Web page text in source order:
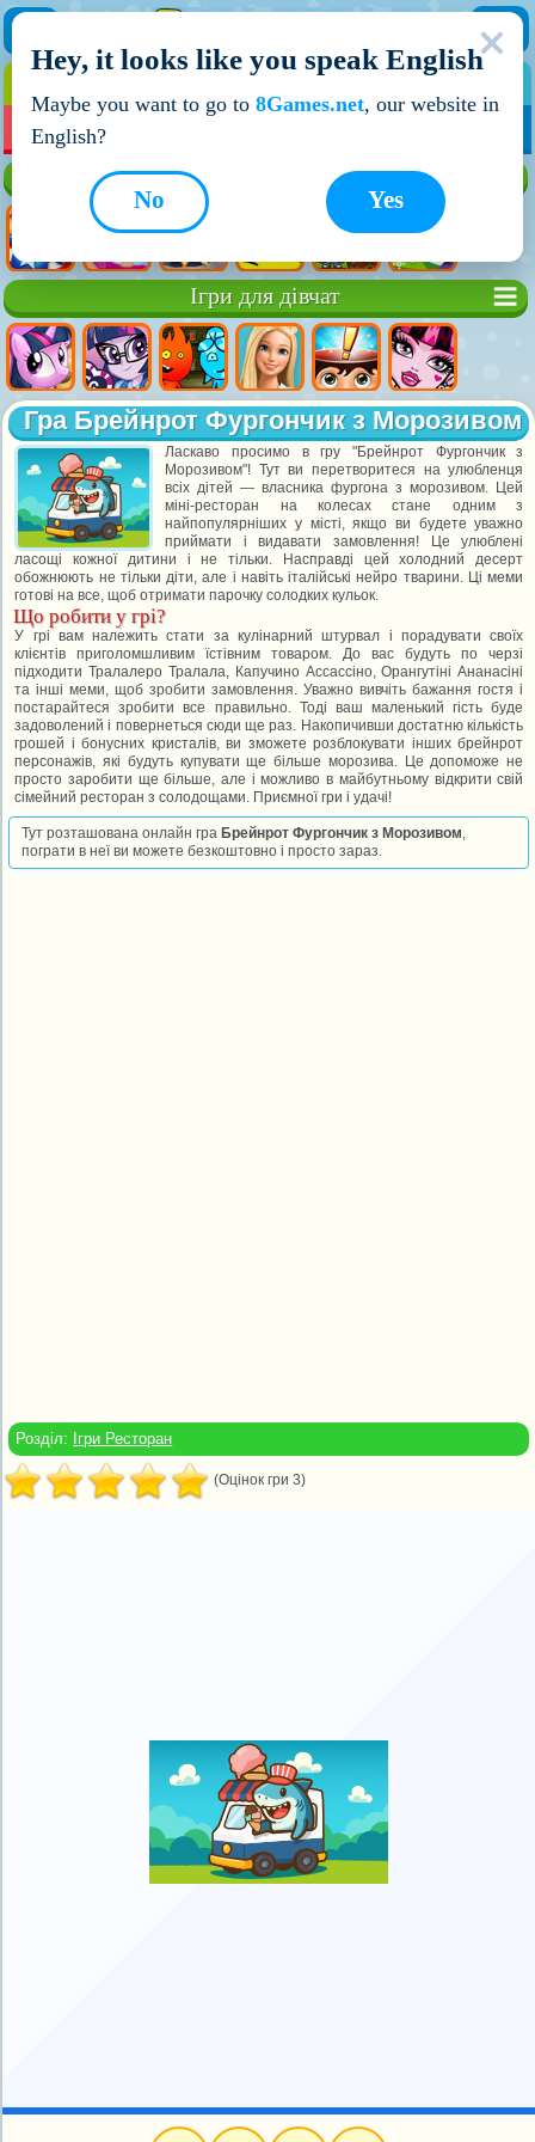
НОВІ ІГРИ
Ігри для дівчат
Гра Брейнрот Фургончик з Морозивом
Ласкаво просимо в гру "Брейнрот Фургончик з
Морозивом"! Тут ви перетворитеся на улюбленця
всіх дітей — власника фургона з морозивом. Цей
міні-ресторан на колесах стане одним з
найпопулярніших у місті, якщо ви будете уважно
приймати і видавати замовлення! Це улюблені
ласощі кожної дитини і не тільки. Насправді цей холодний десерт
обожнюють не тільки діти, але і навіть італійські нейро тварини. Ці меми
готові на все, щоб отримати парочку солодких кульок.
Що робити у грі?
У грі вам належить стати за кулінарний штурвал і порадувати своїх
клієнтів приголомшливим їстівним товаром. До вас будуть по черзі
підходити Тралалеро Тралала, Капучино Ассассіно, Орангутіні Ананасіні
та інші меми, щоб зробити замовлення. Уважно вивчіть бажання гостя і
постарайтеся зробити все правильно. Тоді ваш маленький гість буде
задоволений і повернеться сюди ще раз. Накопичивши достатню кількість
грошей і бонусних кристалів, ви зможете розблокувати інших брейнрот
персонажів, які будуть купувати ще більше морозива. Це допоможе не
просто заробити ще більше, але і можливо в майбутньому відкрити свій
сімейний ресторан з солодощами. Приємної гри і удачі!
Тут розташована онлайн гра Брейнрот Фургончик з Морозивом,
пограти в неї ви можете безкоштовно і просто зараз.
Розділ: Ігри Ресторан
(Оцінок гри 3)
Hey, it looks like you speak English
Maybe you want to go to 8Games.net, our website in
English?
Yes
No